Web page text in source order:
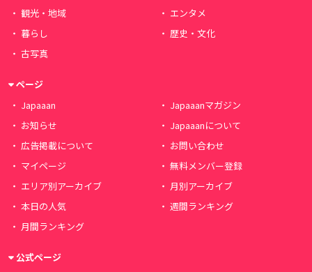
観光・地域
エンタメ
暮らし
歴史・文化
古写真
ページ
Japaaan
Japaaanマガジン
お知らせ
Japaaanについて
広告掲載について
お問い合わせ
マイページ
無料メンバー登録
エリア別アーカイブ
月別アーカイブ
本日の人気
週間ランキング
月間ランキング
公式ページ